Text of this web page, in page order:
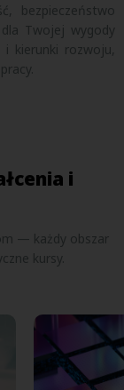
bezpieczeństwo
Twojej wygody
kierunki rozwoju,
i
— każdy obszar
kursy.